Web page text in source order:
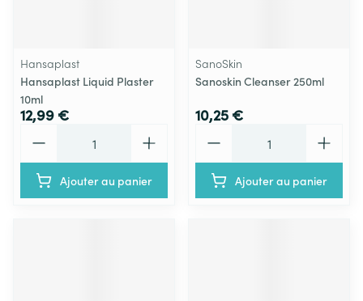
Hansaplast
Hansaplast Liquid Plaster
10ml
12,99 €
Ajouter au panier
SanoSkin
Sanoskin Cleanser 250ml
10,25 €
Ajouter au panier